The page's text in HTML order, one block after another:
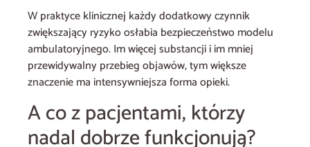
W praktyce klinicznej każdy dodatkowy czynnik
zwiększający ryzyko osłabia bezpieczeństwo modelu
ambulatoryjnego. Im więcej substancji i im mniej
przewidywalny przebieg objawów, tym większe
znaczenie ma intensywniejsza forma opieki.
A co z pacjentami, którzy
nadal dobrze funkcjonują?